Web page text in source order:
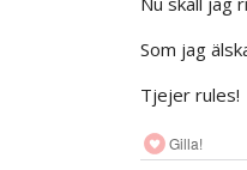
Som jag
Tjejer rules!
Gilla!